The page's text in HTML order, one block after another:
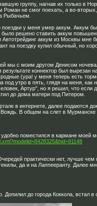
группу, нагнав их только в
не смог поехать, а во-
Рыбачьем.
у меня умер аккум. Аккум
решено ставить аккум
аккум из Москвы мне
на поездку купил обычный, но
мы с моим другом Денисом
результате коннектор был
(ура! у меня теперь есть
утро в пять, глядя на меня, как
Артур", но я решил, что если
до дома матери под Питером.
в интернете, далее подаются
В общем на слет в
поместился в кармане моей
практически нет, лучше
да и на Лаппееранту. Далее
до города Коккола, встал